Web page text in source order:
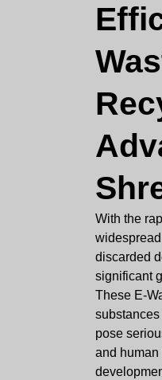
With the
discarded
significant
These E-
pose
and human